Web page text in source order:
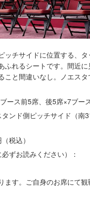
ッチサイドに位置する、
ふれるシートです。間近
こと間違いなし。ノエス
ース前5席、後5席×7ブース
ンド側ピッチサイド（南
税込）
ずお読みください）：
ます。ご自身のお席にて観